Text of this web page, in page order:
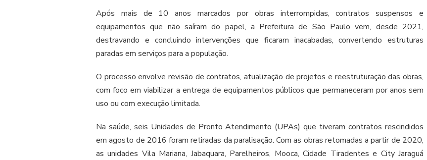
Após mais de 10 anos marcados por obras interrompidas, contratos suspensos e
equipamentos que não saíram do papel, a Prefeitura de São Paulo vem, desde 2021,
destravando e concluindo intervenções que ficaram inacabadas, convertendo estruturas
paradas em serviços para a população.
O processo envolve revisão de contratos, atualização de projetos e reestruturação das obras,
com foco em viabilizar a entrega de equipamentos públicos que permaneceram por anos sem
uso ou com execução limitada.
Na saúde, seis Unidades de Pronto Atendimento (UPAs) que tiveram contratos rescindidos
em agosto de 2016 foram retiradas da paralisação. Com as obras retomadas a partir de 2020,
as unidades Vila Mariana, Jabaquara, Parelheiros, Mooca, Cidade Tiradentes e City Jaraguá